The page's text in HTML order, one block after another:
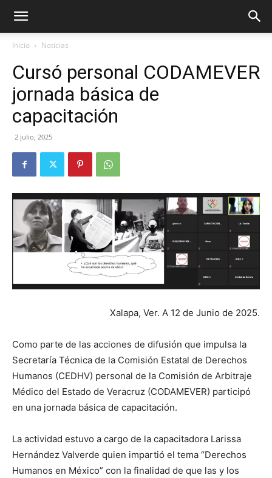
Inicio Noticias
Cursó personal CODAMEVER
jornada básica de
capacitación
2 julio, 2025
Xalapa, Ver. A 12 de Junio de 2025.
Como parte de las acciones de difusión que impulsa la
Secretaría Técnica de la Comisión Estatal de Derechos
Humanos (CEDHV) personal de la Comisión de Arbitraje
Médico del Estado de Veracruz (CODAMEVER) participó
en una jornada básica de capacitación.
La actividad estuvo a cargo de la capacitadora Larissa
Hernández Valverde quien impartió el tema “Derechos
Humanos en México” con la finalidad de que las y los